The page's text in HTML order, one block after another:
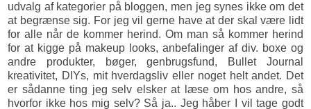
udvalg af kategorier på bloggen, men jeg synes ikke om det
at begrænse sig. For jeg vil gerne have at der skal være lidt
for alle når de kommer herind. Om man så kommer herind
for at kigge på makeup looks, anbefalinger af div. boxe og
andre produkter, bøger, genbrugsfund, Bullet Journal
kreativitet, DIYs, mit hverdagsliv eller noget helt andet. Det
er sådanne ting jeg selv elsker at læse om hos andre, så
hvorfor ikke hos mig selv? Så ja.. Jeg håber I vil tage godt